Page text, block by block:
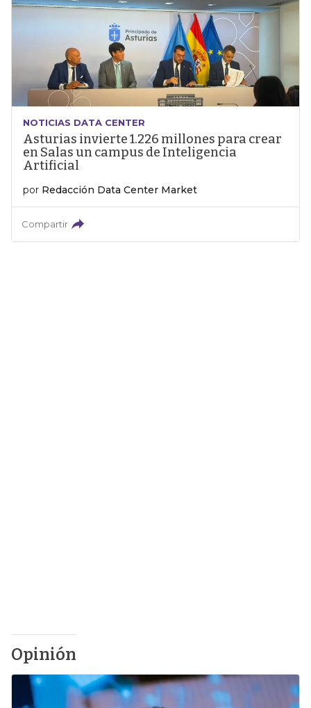
NOTICIAS DATA CENTER
Asturias invierte 1.226 millones para crear
en Salas un campus de Inteligencia
Artificial
por Redacción Data Center Market
Compartir
Opinión